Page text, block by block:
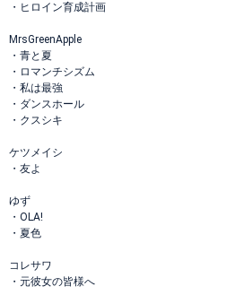
・ヒロイン育成計画
MrsGreenApple
・青と夏
・ロマンチシズム
・私は最強
・ダンスホール
・クスシキ
ケツメイシ
・友よ
ゆず
・OLA!
・夏色
コレサワ
・元彼女の皆様へ